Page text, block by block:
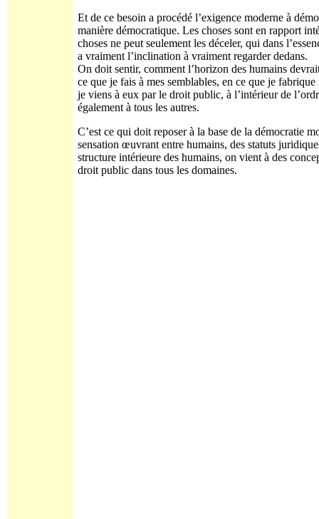
Et de ce besoin a procédé l’exigence moderne à
manière démocratique. Les choses sont en rapport
choses ne peut seulement les déceler, qui dans
a vraiment l’inclination à vraiment regarder dedans.
On doit sentir, comment l’horizon des humains
ce que je fais à mes semblables, en ce que je
je viens à eux par le droit public, à l’intérieur de
également à tous les autres.
C’est ce qui doit reposer à la base de la démocratie
sensation œuvrant entre humains, des statuts
structure intérieure des humains, on vient à des
droit public dans tous les domaines.